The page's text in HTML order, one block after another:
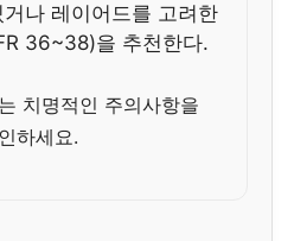
나 레이어드를 고려한
36~38)을 추천한다.
치명적인 주의사항을
하세요.